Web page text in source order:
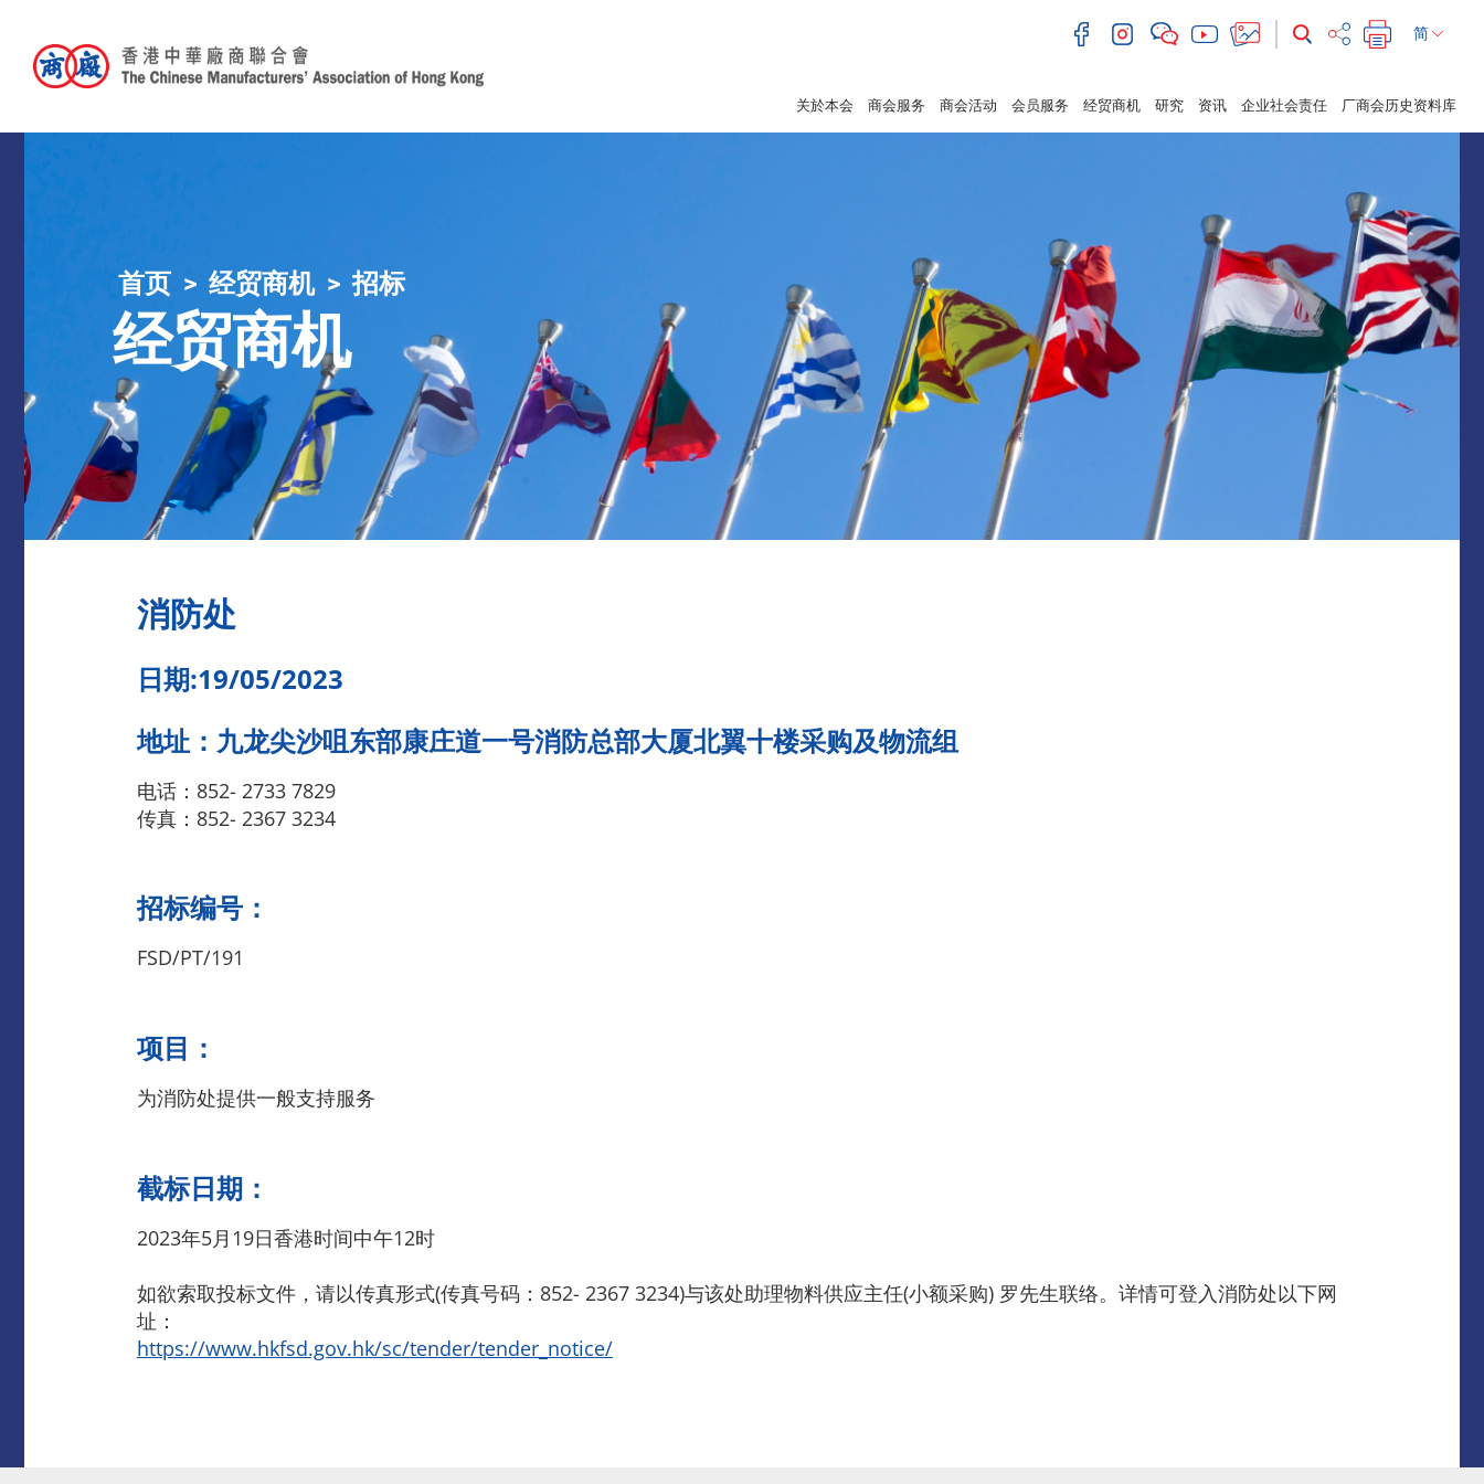
简
关於本会 商会服务 商会活动 会员服务 经贸商机 研究 资讯 企业社会责任 厂商会历史资料库
首页 经贸商机 招标
经贸商机
消防处
日期:19/05/2023
地址：九龙尖沙咀东部康庄道一号消防总部大厦北翼十楼采购及物流组
电话：852- 2733 7829
传真：852- 2367 3234
招标编号：
FSD/PT/191
项目：
为消防处提供一般支持服务
截标日期：
2023年5月19日香港时间中午12时
如欲索取投标文件，请以传真形式(传真号码：852- 2367 3234)与该处助理物料供应主任(小额采购) 罗先生联络。详情可登入消防处以下网
址：
https://www.hkfsd.gov.hk/sc/tender/tender_notice/